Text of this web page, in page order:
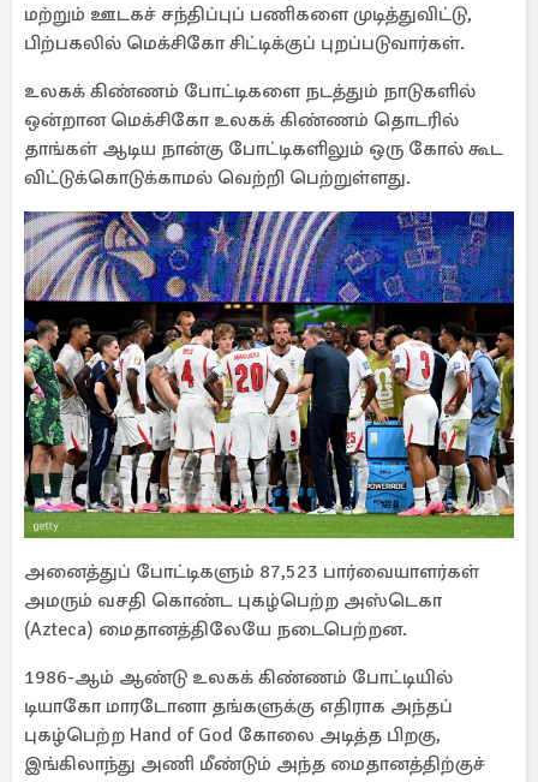
மற்றும் ஊடகச் சந்திப்புப் பணிகளை முடித்துவிட்டு,
பிற்பகலில் மெக்சிகோ சிட்டிக்குப் புறப்படுவார்கள்.
உலகக் கிண்ணம் போட்டிகளை நடத்தும் நாடுகளில்
ஒன்றான மெக்சிகோ உலகக் கிண்ணம் தொடரில்
தாங்கள் ஆடிய நான்கு போட்டிகளிலும் ஒரு கோல் கூட
விட்டுக்கொடுக்காமல் வெற்றி பெற்றுள்ளது.
அனைத்துப் போட்டிகளும் 87,523 பார்வையாளர்கள்
அமரும் வசதி கொண்ட புகழ்பெற்ற அஸ்டெகா
(Azteca) மைதானத்திலேயே நடைபெற்றன.
1986-ஆம் ஆண்டு உலகக் கிண்ணம் போட்டியில்
டியாகோ மாரடோனா தங்களுக்கு எதிராக அந்தப்
புகழ்பெற்ற Hand of God கோலை அடித்த பிறகு,
இங்கிலாந்து அணி மீண்டும் அந்த மைதானத்திற்குச்